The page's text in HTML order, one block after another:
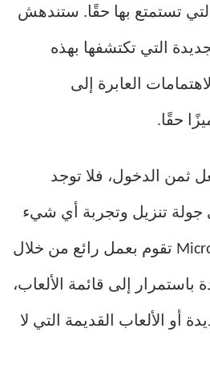
تستمتع بها حقًا. ستندهش
التي تكتشفها بهذه
العابرة إلى
حقًا.
ثمن الدخول، فلا توجد
تنزيل وتجربة أي شيء
تريده. إن شركة Microsoft تقوم بعمل رائع من خلال
إلى قائمة الألعاب،
أو الألعاب القديمة التي لا